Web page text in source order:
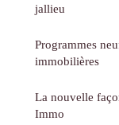
jallieu
Programmes
immobilières
La nouvelle
Immo